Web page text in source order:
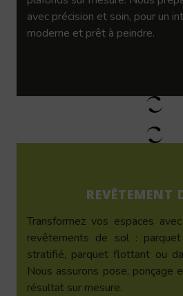
avec précision et soin, pour un
moderne et prêt à peindre.
REVÊTEMENT
Transformez vos espaces
revêtements de sol : parquet
stratifié, parquet flottant ou
Nous assurons pose, ponçage
résultat sur mesure.